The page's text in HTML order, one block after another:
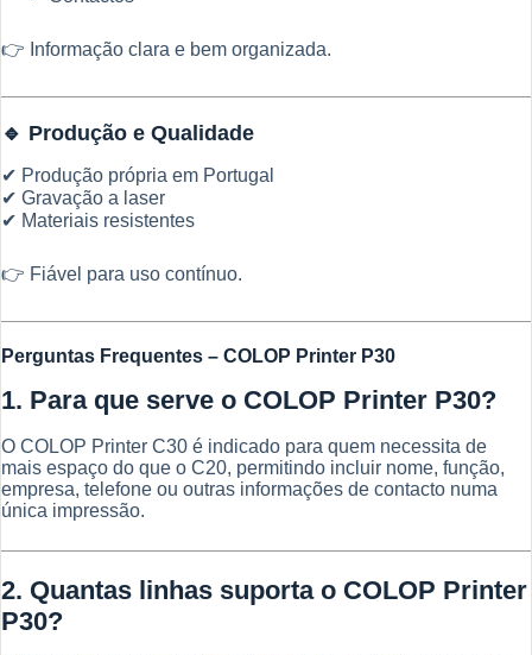
👉 Informação clara e bem organizada.
🔹 Produção e Qualidade
✔ Produção própria em Portugal
✔ Gravação a laser
✔ Materiais resistentes
👉 Fiável para uso contínuo.
Perguntas Frequentes – COLOP Printer P30
1. Para que serve o COLOP Printer P30?
O COLOP Printer C30 é indicado para quem necessita de
mais espaço do que o C20, permitindo incluir nome, função,
empresa, telefone ou outras informações de contacto numa
única impressão.
2. Quantas linhas suporta o COLOP Printer
P30?